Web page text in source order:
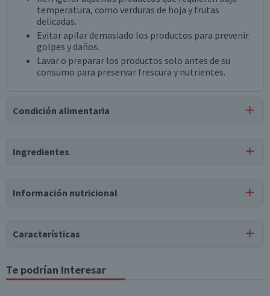
temperatura, como verduras de hoja y frutas
delicadas.
Evitar apilar demasiado los productos para prevenir
golpes y daños.
Lavar o preparar los productos solo antes de su
consumo para preservar frescura y nutrientes.
Condición alimentaria
Ingredientes
Puede contener
Información nutricional
Tabla nutricional
medios
Características
Tipo de Producto
Mote
Te podrían interesar